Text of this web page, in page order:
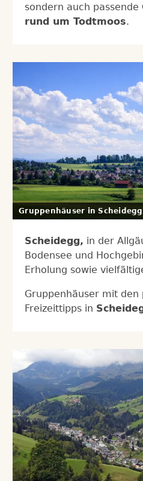
sondern auch passende
rund um Todtmoos.
Gruppenhäuser in
Scheidegg, in der
Bodensee und
Erholung sowie
Gruppenhäuser mit den
Freizeittipps in